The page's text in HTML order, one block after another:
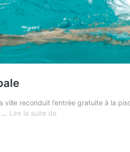
La ville reconduit l’entrée gratuite à la
… Lire la suite de